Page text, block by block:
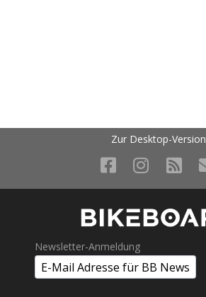
Zur Desktop-Version
Newsletter-Anmeldung